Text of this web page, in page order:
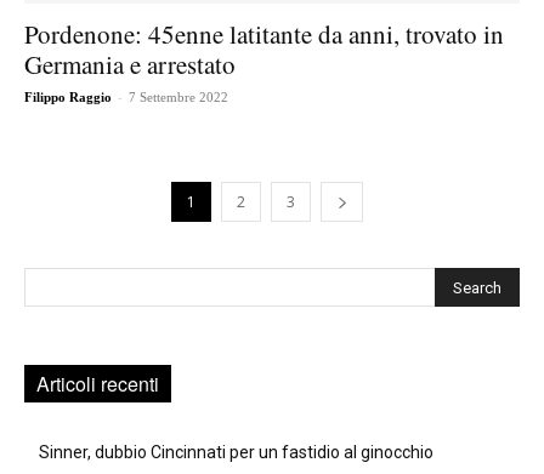
Pordenone: 45enne latitante da anni, trovato in
Germania e arrestato
Filippo Raggio - 7 Settembre 2022
1 2 3
Articoli recenti
Sinner, dubbio Cincinnati per un fastidio al ginocchio